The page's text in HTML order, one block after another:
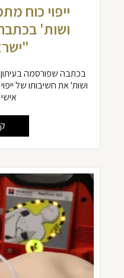
ייפוי כוח
ושות'
בכתבה שפורסמה בעיתון
ושות' את חשיבותו של